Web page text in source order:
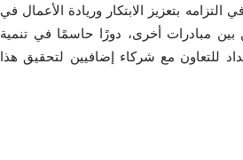
التزامه بتعزيز الابتكار وريادة الأعمال في
بين مبادرات أخرى، دورًا حاسمًا في تنمية
للتعاون مع شركاء إضافيين لتحقيق هذا